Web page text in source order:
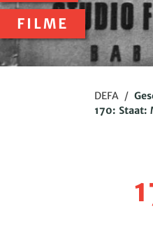
FILME
DEFA /
170: